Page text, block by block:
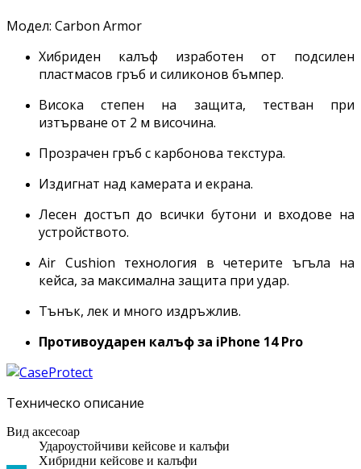
Модел: Carbon Armor
Хибриден калъф изработен от подсилен
пластмасов гръб и силиконов бъмпер.
Висока степен на защита, тестван при
изтърване от 2 м височина.
Прозрачен гръб с карбонова текстура.
Издигнат над камерата и екрана.
Лесен достъп до всички бутони и входове на
устройството.
Air Cushion технология в четерите ъгъла на
кейса, за максимална защита при удар.
Тънък, лек и много издръжлив.
Противоударен калъф за iPhone 14 Pro
Техническо описание
Вид аксесоар
Удароустойчиви кейсове и калъфи
Хибридни кейсове и калъфи